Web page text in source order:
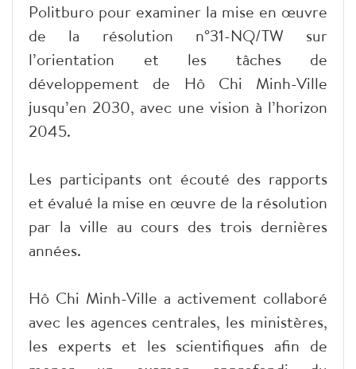
Politburo pour examiner la mise en œuvre
de la résolution n°31-NQ/TW sur
l’orientation et les tâches de
développement de Hô Chi Minh-Ville
jusqu’en 2030, avec une vision à l’horizon
2045.
Les participants ont écouté des rapports
et évalué la mise en œuvre de la résolution
par la ville au cours des trois dernières
années.
Hô Chi Minh-Ville a activement collaboré
avec les agences centrales, les ministères,
les experts et les scientifiques afin de